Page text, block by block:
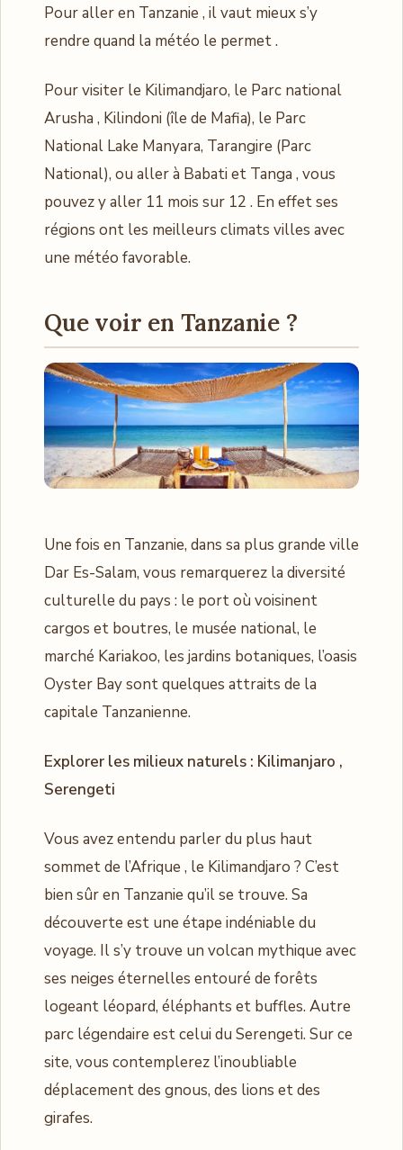
Pour aller en Tanzanie , il vaut mieux s’y
rendre quand la météo le permet .
Pour visiter le Kilimandjaro, le Parc national
Arusha , Kilindoni (île de Mafia), le Parc
National Lake Manyara, Tarangire (Parc
National), ou aller à Babati et Tanga , vous
pouvez y aller 11 mois sur 12 . En effet ses
régions ont les meilleurs climats villes avec
une météo favorable.
Que voir en Tanzanie ?
Une fois en Tanzanie, dans sa plus grande ville
Dar Es-Salam, vous remarquerez la diversité
culturelle du pays : le port où voisinent
cargos et boutres, le musée national, le
marché Kariakoo, les jardins botaniques, l’oasis
Oyster Bay sont quelques attraits de la
capitale Tanzanienne.
Explorer les milieux naturels : Kilimanjaro ,
Serengeti
Vous avez entendu parler du plus haut
sommet de l’Afrique , le Kilimandjaro ? C’est
bien sûr en Tanzanie qu’il se trouve. Sa
découverte est une étape indéniable du
voyage. Il s’y trouve un volcan mythique avec
ses neiges éternelles entouré de forêts
logeant léopard, éléphants et buffles. Autre
parc légendaire est celui du Serengeti. Sur ce
site, vous contemplerez l’inoubliable
déplacement des gnous, des lions et des
girafes.